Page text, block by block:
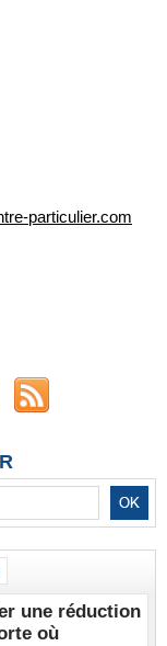
particulier.com
une réduction
où